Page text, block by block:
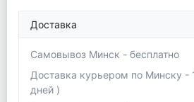
Доставка
Самовывоз Минск - бесплатно
Доставка курьером по Минску -
дней )